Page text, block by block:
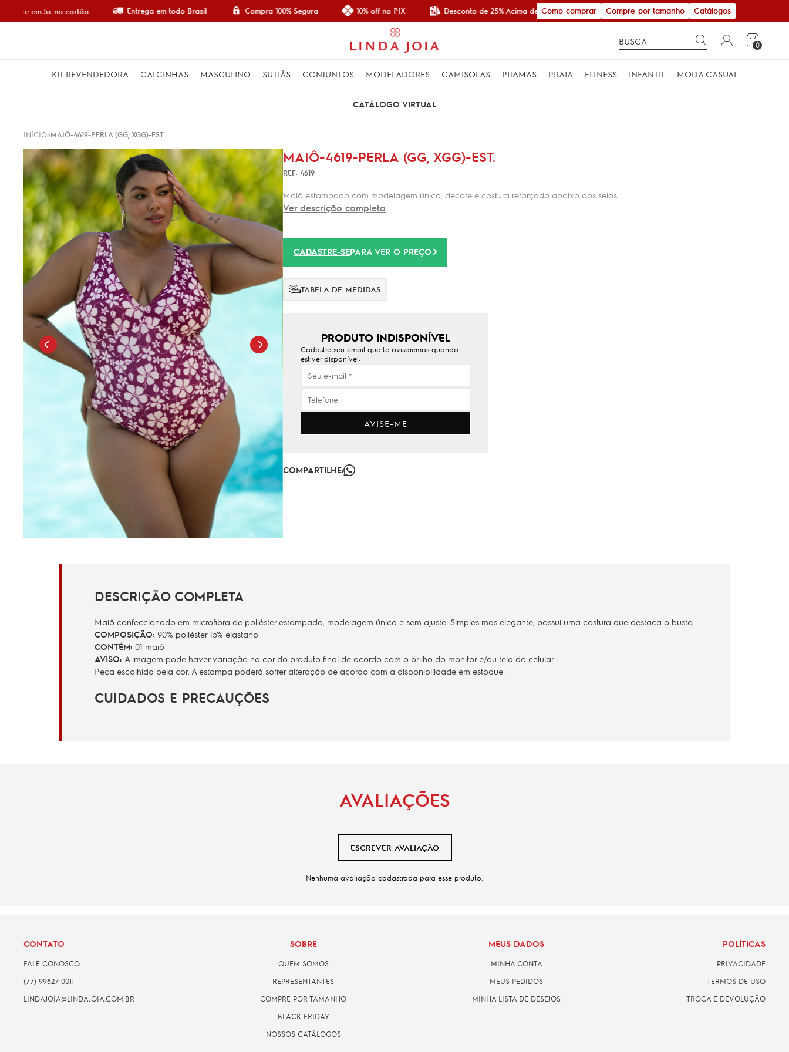
em 5x no cartão Entrega em todo Brasil Compra 100% Segura 10% off no PIX Desconto de 25% Acima de R$ 600,00Como comprar Compre por tamanho Catálogos
0
KIT REVENDEDORA CALCINHAS MASCULINO SUTIÃS CONJUNTOS MODELADORES CAMISOLAS PIJAMAS PRAIA FITNESS INFANTIL MODA CASUAL
CATÁLOGO VIRTUAL
INÍCIO MAIÔ-4619-PERLA (GG, XGG)-EST.
MAIÔ-4619-PERLA (GG, XGG)-EST.
REF: 4619
Maiô estampado com modelagem única, decote e costura reforçado abaixo dos seios.
Ver descrição completa
CADASTRE-SEPARA VER O PREÇO
TABELA DE MEDIDAS
PRODUTO INDISPONÍVEL
Cadastre seu email que te avisaremos quando
estiver disponível:
AVISE-ME
COMPARTILHE:
DESCRIÇÃO COMPLETA
Maiô confeccionado em microfibra de poliéster estampada, modelagem única e sem ajuste. Simples mas elegante, possui uma costura que destaca o busto.
COMPOSIÇÃO: 90% poliéster 15% elastano
CONTÉM: 01 maiô
AVISO: A imagem pode haver variação na cor do produto final de acordo com o brilho do monitor e/ou tela do celular.
Peça escolhida pela cor. A estampa poderá sofrer alteração de acordo com a disponibilidade em estoque.
CUIDADOS E PRECAUÇÕES
AVALIAÇÕES
ESCREVER AVALIAÇÃO
Nenhuma avaliação cadastrada para esse produto.
CONTATO
FALE CONOSCO
(77) 99827-0011
LINDAJOIA@LINDAJOIA.COM.BR
SOBRE
QUEM SOMOS
REPRESENTANTES
COMPRE POR TAMANHO
BLACK FRIDAY
NOSSOS CATÁLOGOS
MEUS DADOS
MINHA CONTA
MEUS PEDIDOS
MINHA LISTA DE DESEJOS
POLÍTICAS
PRIVACIDADE
TERMOS DE USO
TROCA E DEVOLUÇÃO